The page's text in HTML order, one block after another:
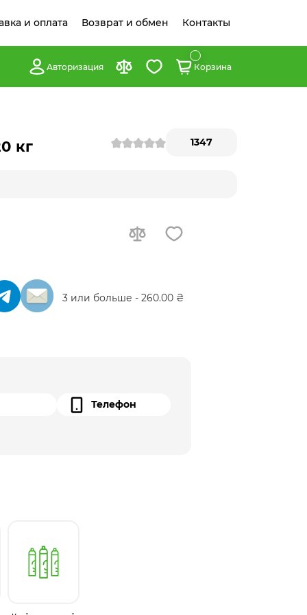
и оплата Возврат и обмен Контакты
Авторизация Корзина
кг 1347
3 или больше - 260.00 ₴